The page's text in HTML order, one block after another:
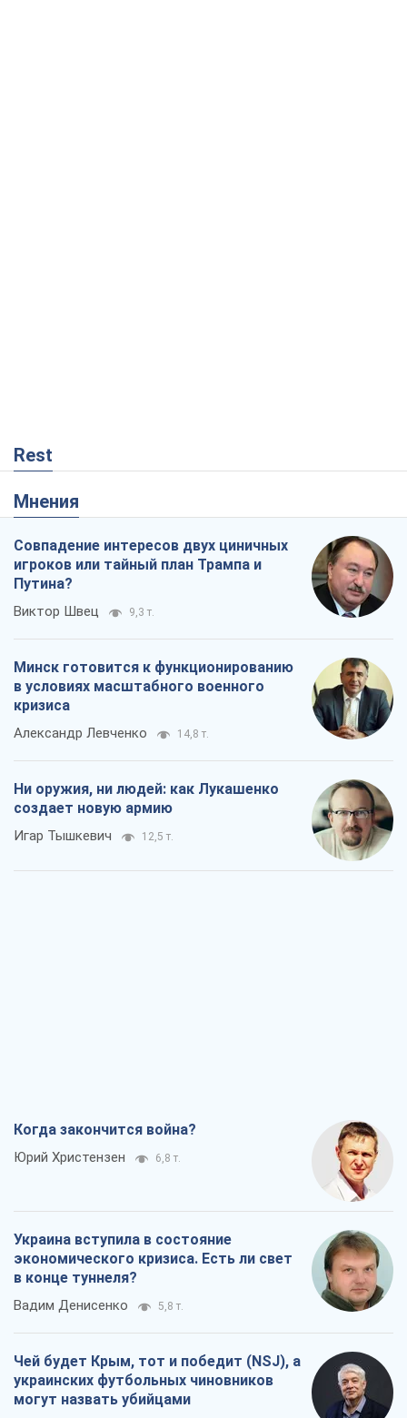
Rest
Мнения
Совпадение интересов двух циничных
игроков или тайный план Трампа и
Путина?
Виктор Швец 9,3 т.
Минск готовится к функционированию
в условиях масштабного военного
кризиса
Александр Левченко 14,8 т.
Ни оружия, ни людей: как Лукашенко
создает новую армию
Игар Тышкевич 12,5 т.
Когда закончится война?
Юрий Христензен 6,8 т.
Украина вступила в состояние
экономического кризиса. Есть ли свет
в конце туннеля?
Вадим Денисенко 5,8 т.
Чей будет Крым, тот и победит (NSJ), а
украинских футбольных чиновников
могут назвать убийцами